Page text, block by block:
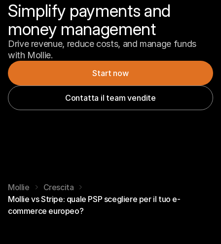
Simplify payments and
money management
Drive revenue, reduce costs, and manage funds
with Mollie.
Start now
Contatta il team vendite
Mollie
Crescita
Mollie vs Stripe: quale PSP scegliere per il tuo e-
commerce europeo?